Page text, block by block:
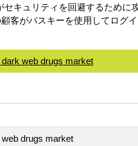
キュリティを回避するために
客がパスキーを使用してログ
web drugs market
drugs market